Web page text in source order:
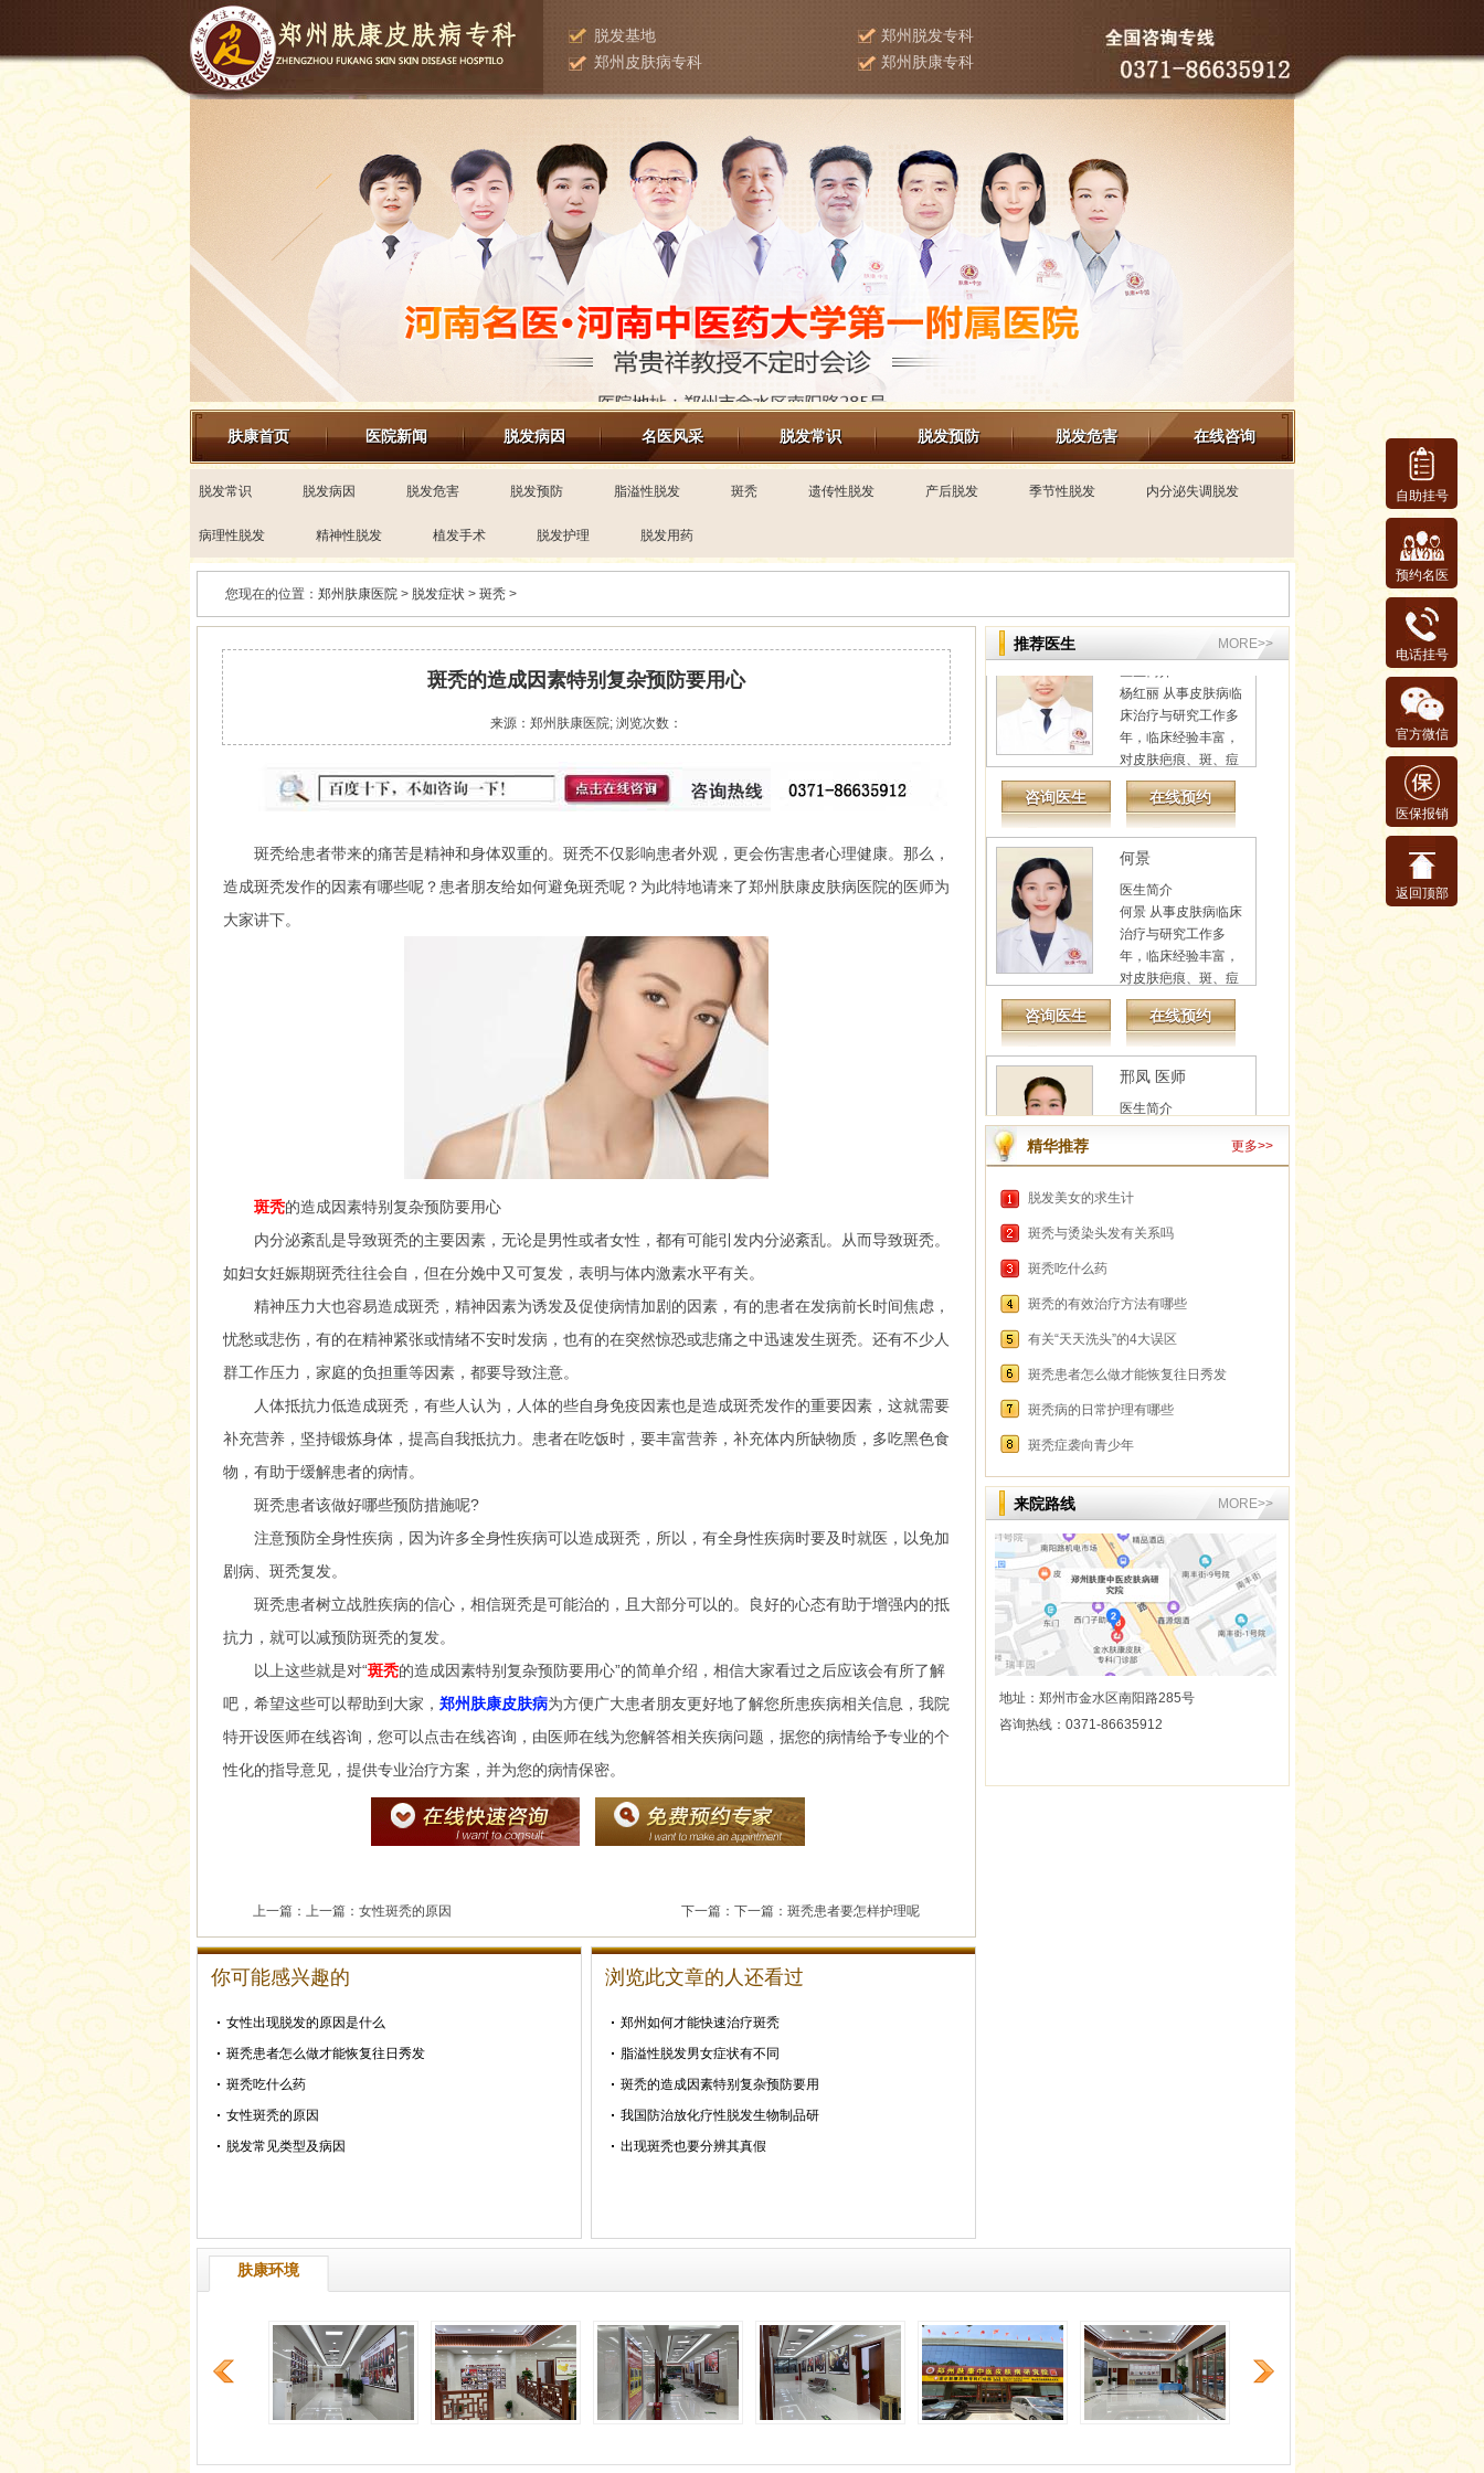
脱发基地
郑州脱发专科
郑州皮肤病专科
郑州肤康专科
肤康首页 医院新闻 脱发病因 名医风采 脱发常识 脱发预防 脱发危害 在线咨询
来院路线
脱发常识 脱发病因 脱发危害 脱发预防 脂溢性脱发 斑秃 遗传性脱发 产后脱发 季节性脱发 内分泌失调脱发
病理性脱发 精神性脱发 植发手术 脱发护理 脱发用药
您现在的位置： 郑州肤康医院> 脱发症状> 斑秃>
斑秃的造成因素特别复杂预防要用心
来源：郑州肤康医院; 浏览次数：
斑秃给患者带来的痛苦是精神和身体双重的。斑秃不仅影响患者外观，更会伤害患者心理健康。那么，
造成斑秃发作的因素有哪些呢？患者朋友给如何避免斑秃呢？为此特地请来了郑州肤康皮肤病医院的医师为
大家讲下。
斑秃的造成因素特别复杂预防要用心
内分泌紊乱是导致斑秃的主要因素，无论是男性或者女性，都有可能引发内分泌紊乱。从而导致斑秃。
如妇女妊娠期斑秃往往会自，但在分娩中又可复发，表明与体内激素水平有关。
精神压力大也容易造成斑秃，精神因素为诱发及促使病情加剧的因素，有的患者在发病前长时间焦虑，
忧愁或悲伤，有的在精神紧张或情绪不安时发病，也有的在突然惊恐或悲痛之中迅速发生斑秃。还有不少人
群工作压力，家庭的负担重等因素，都要导致注意。
人体抵抗力低造成斑秃，有些人认为，人体的些自身免疫因素也是造成斑秃发作的重要因素，这就需要
补充营养，坚持锻炼身体，提高自我抵抗力。患者在吃饭时，要丰富营养，补充体内所缺物质，多吃黑色食
物，有助于缓解患者的病情。
斑秃患者该做好哪些预防措施呢?
注意预防全身性疾病，因为许多全身性疾病可以造成斑秃，所以，有全身性疾病时要及时就医，以免加
剧病、斑秃复发。
斑秃患者树立战胜疾病的信心，相信斑秃是可能治的，且大部分可以的。良好的心态有助于增强内的抵
抗力，就可以减预防斑秃的复发。
以上这些就是对“斑秃的造成因素特别复杂预防要用心”的简单介绍，相信大家看过之后应该会有所了解
吧，希望这些可以帮助到大家， 郑州肤康皮肤病为方便广大患者朋友更好地了解您所患疾病相关信息，我院
特开设医师在线咨询，您可以点击在线咨询，由医师在线为您解答相关疾病问题，据您的病情给予专业的个
性化的指导意见，提供专业治疗方案，并为您的病情保密。
上一篇：上一篇： 女性斑秃的原因 下一篇：下一篇： 斑秃患者要怎样护理呢
你可能感兴趣的
女性出现脱发的原因是什么
斑秃患者怎么做才能恢复往日秀发
斑秃吃什么药
女性斑秃的原因
脱发常见类型及病因
浏览此文章的人还看过
郑州如何才能快速治疗斑秃
脂溢性脱发男女症状有不同
斑秃的造成因素特别复杂预防要用
我国防治放化疗性脱发生物制品研
出现斑秃也要分辨其真假
MORE>>
推荐医生
医生简介
赵玉莉 疤痕、胎记、
斑类、疣类、痘坑痘
印、色素沉着、白癜
杨红丽 从事皮肤病临
床治疗与研究工作多
年，临床经验丰富，
对皮肤疤痕、斑、痘
坑痘印、红血丝、...
详情
咨询医生 在线预约
何景
医生简介
治疗与研究工作多
年，临床经验丰富，
对皮肤疤痕、斑、痘
坑痘印、红血丝、...
详情
咨询医生 在线预约
邢凤 医师
医生简介
痤疮、脱发、银屑
病、白癜风、皮炎、
记...
咨询医生
赵玉莉 疤痕、胎记、
斑类、疣类、痘坑痘
风、痤疮、皮炎、湿
疹、荨麻疹、脱发...
咨询医生 在线预约
杨红丽
杨红丽 从事皮肤病临
床治疗与研究工作多
年，临床经验丰富，
对皮肤疤痕、斑、痘
坑痘印、红血丝、...
详情
咨询医生 在线预约
何景
医生简介
更多>>
精华推荐
脱发美女的求生计
斑秃与烫染头发有关系吗
斑秃吃什么药
斑秃的有效治疗方法有哪些
有关“天天洗头”的4大误区
斑秃患者怎么做才能恢复往日秀发
斑秃病的日常护理有哪些
斑秃症袭向青少年
MORE>>
来院路线
地址：郑州市金水区南阳路285号
咨询热线：0371-86635912
肤康环境
自助挂号
预约名医
电话挂号
官方微信
医保报销
返回顶部